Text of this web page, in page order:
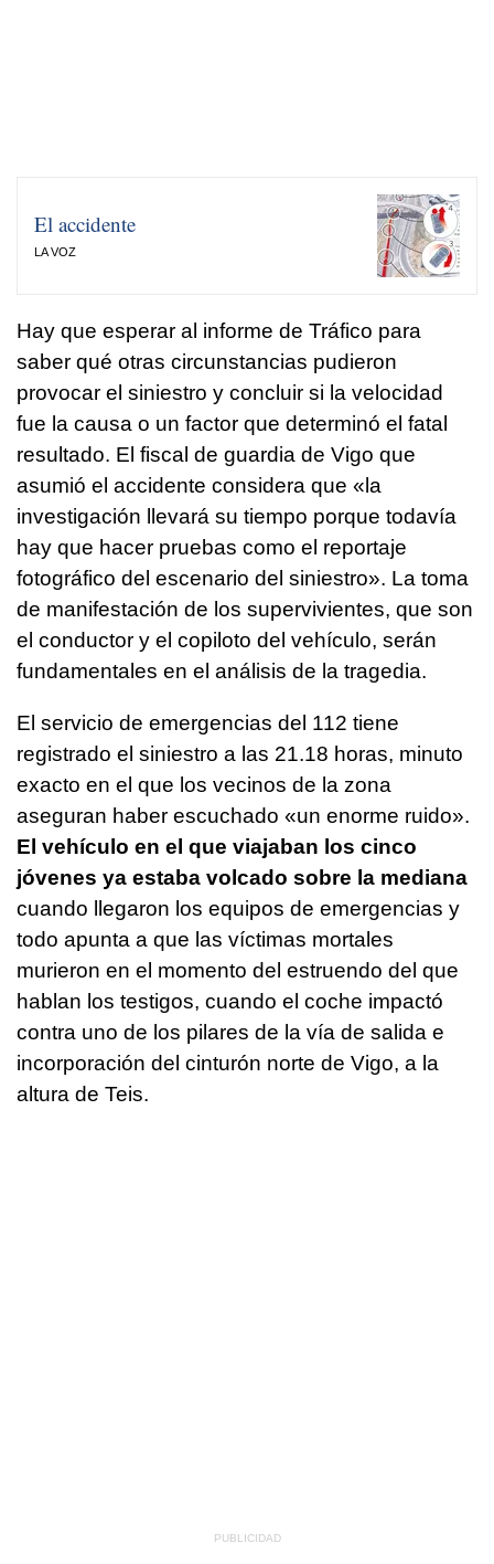
El accidente
LA VOZ
Hay que esperar al informe de Tráfico para
saber qué otras circunstancias pudieron
provocar el siniestro y concluir si la velocidad
fue la causa o un factor que determinó el fatal
resultado. El fiscal de guardia de Vigo que
asumió el accidente considera que «la
investigación llevará su tiempo porque todavía
hay que hacer pruebas como el reportaje
fotográfico del escenario del siniestro». La toma
de manifestación de los supervivientes, que son
el conductor y el copiloto del vehículo, serán
fundamentales en el análisis de la tragedia.
El servicio de emergencias del 112 tiene
registrado el siniestro a las 21.18 horas, minuto
exacto en el que los vecinos de la zona
aseguran haber escuchado «un enorme ruido».
El vehículo en el que viajaban los cinco
jóvenes ya estaba volcado sobre la mediana
cuando llegaron los equipos de emergencias y
todo apunta a que las víctimas mortales
murieron en el momento del estruendo del que
hablan los testigos, cuando el coche impactó
contra uno de los pilares de la vía de salida e
incorporación del cinturón norte de Vigo, a la
altura de Teis.